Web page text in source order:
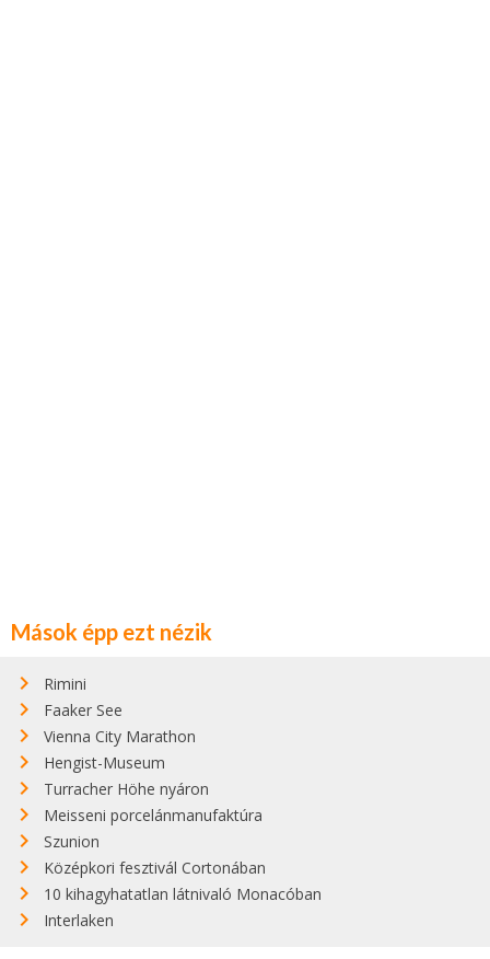
Mások épp ezt nézik
Rimini
Faaker See
Vienna City Marathon
Hengist-Museum
Turracher Höhe nyáron
Meisseni porcelánmanufaktúra
Szunion
Középkori fesztivál Cortonában
10 kihagyhatatlan látnivaló Monacóban
Interlaken